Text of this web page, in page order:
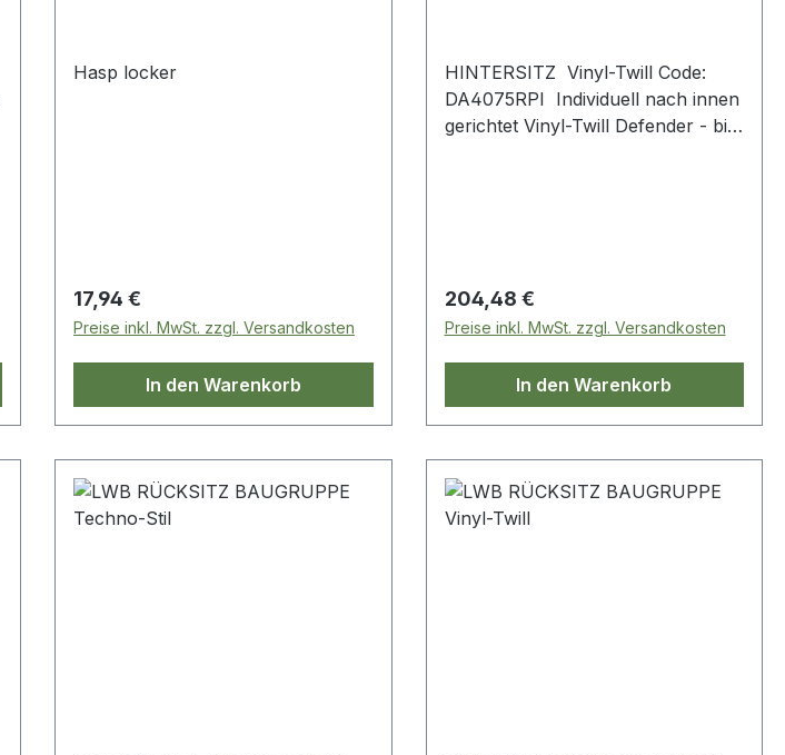
Hasp locker
Regulärer Preis:
17,94 €
Preise inkl. MwSt. zzgl. Versandkosten
In den Warenkorb
HINTERSITZ Vinyl-Twill Code:
DA4075RPI Individuell nach innen
gerichtet Vinyl-Twill Defender - bis
Regulärer Preis:
204,48 €
Preise inkl. MwSt. zzgl. Versandkosten
In den Warenkorb